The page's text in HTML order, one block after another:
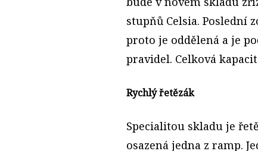
stupňů Celsia. Poslední
proto je oddělená a je
pravidel. Celková
Rychlý řetězák
Specialitou skladu je
osazená jedna z ramp.